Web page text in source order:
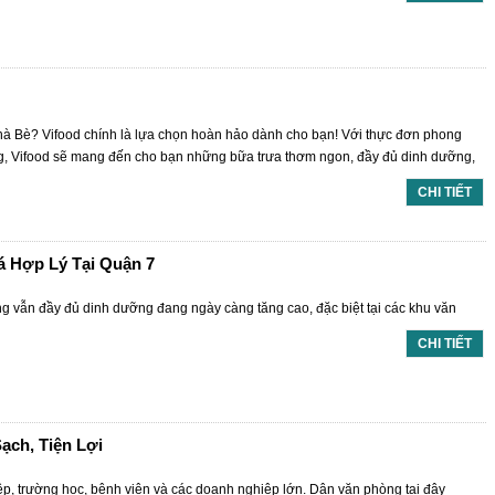
Bè? Vifood chính là lựa chọn hoàn hảo dành cho bạn! Với thực đơn phong
sẽ mang đến cho bạn những bữa trưa thơm ngon, đầy đủ dinh dưỡng,
CHI TIẾT
Hợp Lý Tại Quận 7
đầy đủ dinh dưỡng đang ngày càng tăng cao, đặc biệt tại các khu văn
CHI TIẾT
Tiện Lợi
trường học, bệnh viện và các doanh nghiệp lớn. Dân văn phòng tại đây